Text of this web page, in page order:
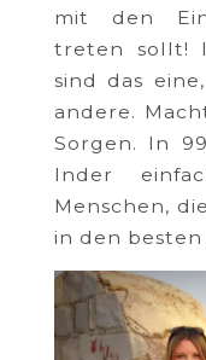
mit den
treten sollt!
sind das
andere.
Sorgen. In
Inder
Menschen,
in den